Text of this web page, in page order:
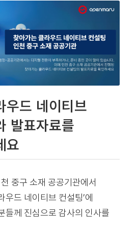
우드 네이티브
발표자료를
요
중구 소재 공공기관에서
우드 네이티브 컨설팅’에
들께 진심으로 감사의 인사를